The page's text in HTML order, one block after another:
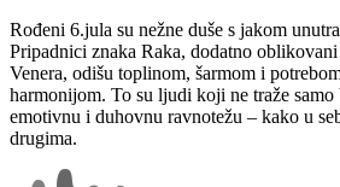
Rođeni 6.jula su nežne duše s jakom
Pripadnici znaka Raka, dodatno
Venera, odišu toplinom, šarmom i
harmonijom. To su ljudi koji ne traže samo
emotivnu i duhovnu ravnotežu – kako u
drugima.